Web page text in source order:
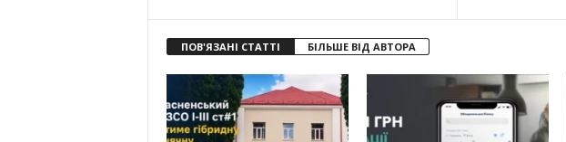
ПОВ'ЯЗАНІ СТАТТІ БІЛЬШЕ ВІД АВТОРА